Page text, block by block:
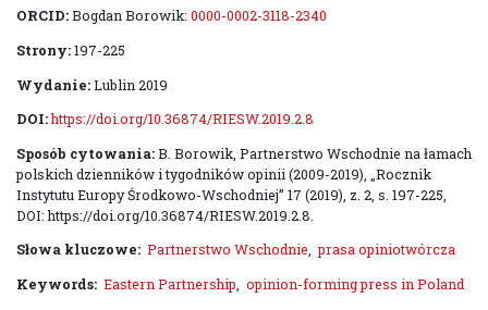
ORCID:Bogdan Borowik: 0000-0002-3118-2340
Strony:197-225
Wydanie:Lublin 2019
DOI:https://doi.org/10.36874/RIESW.2019.2.8
Sposób cytowania:B. Borowik, Partnerstwo Wschodnie na łamach
polskich dzienników i tygodników opinii (2009-2019), „Rocznik
Instytutu Europy Środkowo-Wschodniej” 17 (2019), z. 2, s. 197-225,
DOI: https://doi.org/10.36874/RIESW.2019.2.8.
Słowa kluczowe: Partnerstwo Wschodnie, prasa opiniotwórcza
Keywords: Eastern Partnership opinion-forming press in Poland